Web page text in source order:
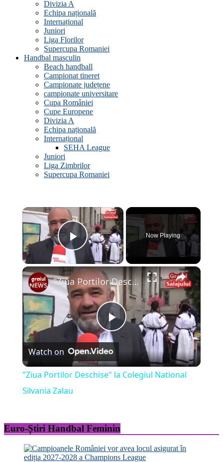
Divizia A
Echipa națională
Internațional
Juniori
Liga Florilor
Supercupa Romaniei
Handbal masculin
Beach handball
Campionat tineret
Campionate județene
campionate universitare
Cupa României
Cupe Europene
Divizia A
Echipa națională
Internațional
SEHA League
Juniori
Liga Zimbrilor
Supercupa Romaniei
×
Play Video
Now Playing
×
Play
Video
"Ziua Portilor Deschise" la Colegiul National Silvania Zalau
Watch on
"Ziua Portilor Deschise" la Colegiul National
Silvania Zalau
Euro-Știri Handbal Feminin